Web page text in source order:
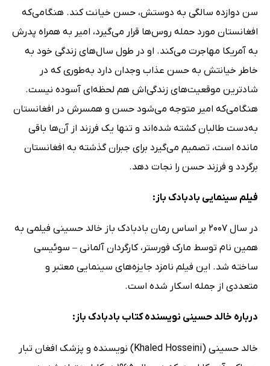
سن دوازده سالگی به دوستش، حسن خیانت کند. هنگامی‌که
افغانستان مورد حمله روس‌ها قرار می‌گیرد، امیر به همراه پدرش
به آمریکا مهاجرت می‌کند. او در طول سال‌های زندگی‌ خود به
خاطر خیانتش به حسن عذاب وجدان دارد به‌طوری که در
شادترین موقعیت‌های زندگی‌اش هم لحظه‌ای آسوده نیست.
هنگامی‌که امیر متوجه می‌شود حسن و همسرش در افغانستان
به‌دست طالبان کشته شده‌اند و تنها یک فرزند از آن‌ها باقی
مانده است، تصمیم می‌گیرد برای جبران گذشته به افغانستان
برگردد و فرزند حسن را نجات دهد.
فیلم سینمایی بادبادک باز:
در سال 2007 بر اساس رمان بادبادک باز خالد حسینی فیلمی ‌به
همین نام توسط مارک فورستر، کارگردان آلمانی – سوئیسی
ساخته شد. این فیلم نامزد جایزه‌های سینمایی معتبر و
متعددی از جمله اسکار شده است.
درباره خالد حسینی نویسنده کتاب بادبادک باز:
خالد حسینی (Khaled Hosseini) نویسنده و پزشک افغان تبار